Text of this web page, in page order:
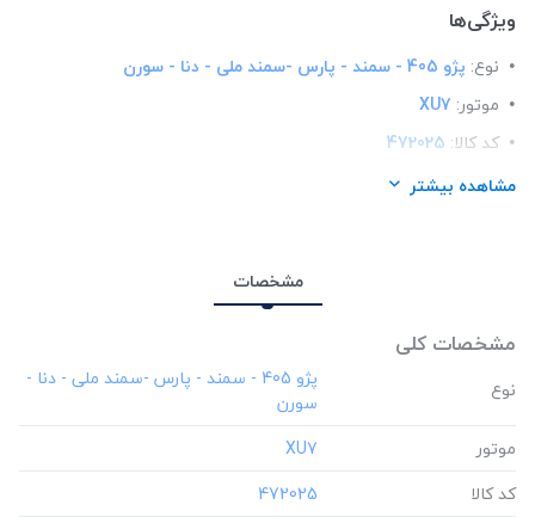
ویژگی‌ها
نوع: پژو 405 - سمند - پارس -سمند ملی - دنا - سورن
موتور: XU7
کد کالا: 472025
لیست محصولات:
مشاهده بیشتر
مشخصات
مشخصات کلی
نوع
‎پژو 405 - سمند - پارس -سمند ملی - دنا -
سورن
موتور
‎XU7
کد کالا
‎472025